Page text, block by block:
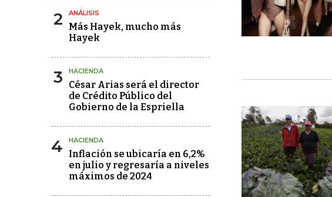
2 ANÁLISIS
Más Hayek, mucho más
Hayek
3 HACIENDA
César Arias será el director
de Crédito Público del
Gobierno de la Espriella
4 HACIENDA
Inflación se ubicaría en 6,2%
en julio y regresaría a niveles
máximos de 2024